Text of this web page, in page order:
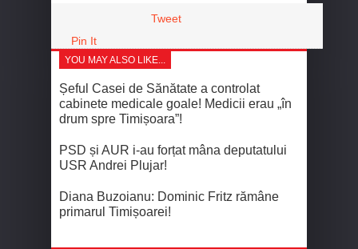
Tweet
Pin It
YOU MAY ALSO LIKE...
Șeful Casei de Sănătate a controlat
cabinete medicale goale! Medicii erau „în
drum spre Timișoara”!
PSD și AUR i-au forțat mâna deputatului
USR Andrei Plujar!
Diana Buzoianu: Dominic Fritz rămâne
primarul Timișoarei!